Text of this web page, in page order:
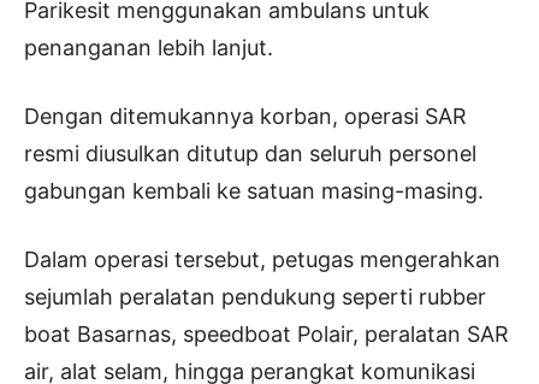
Parikesit menggunakan ambulans untuk
penanganan lebih lanjut.
Dengan ditemukannya korban, operasi SAR
resmi diusulkan ditutup dan seluruh personel
gabungan kembali ke satuan masing-masing.
Dalam operasi tersebut, petugas mengerahkan
sejumlah peralatan pendukung seperti rubber
boat Basarnas, speedboat Polair, peralatan SAR
air, alat selam, hingga perangkat komunikasi